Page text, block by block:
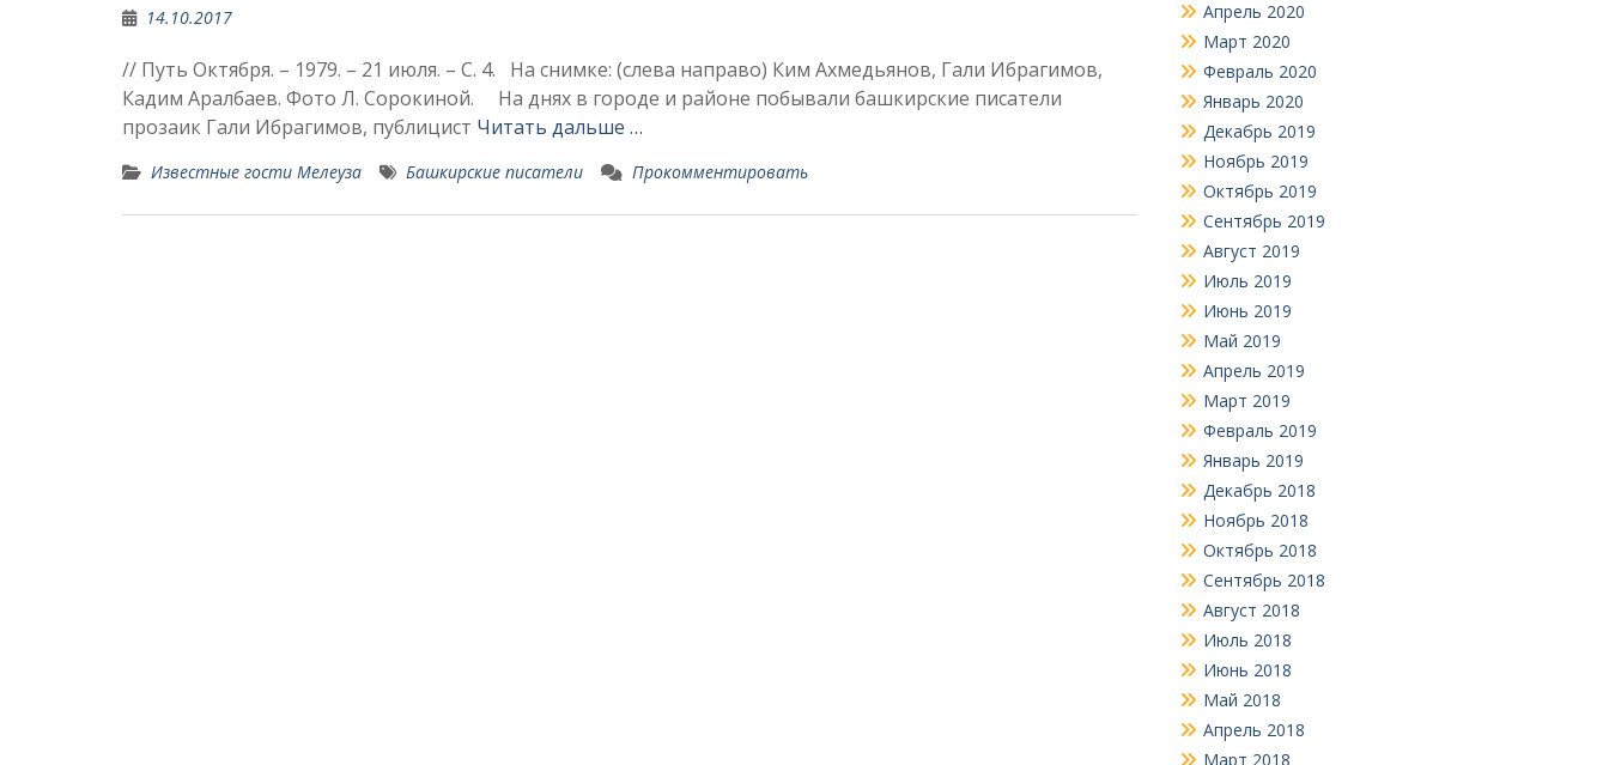
14.10.2017
// Путь Октября. – 1979. – 21 июля. – С. 4. На снимке: (слева напра­во) Ким Ахмедьянов, Гали Иб­рагимов,
Кадим Аралбаев. Фото Л. Сорокиной. На днях в городе и районе побывали башкирские писате­ли
прозаик Гали Ибрагимов, публицист Читать дальше …
Известные гости Мелеуза Башкирские писатели Прокомментировать
Апрель 2020
Март 2020
Февраль 2020
Январь 2020
Декабрь 2019
Ноябрь 2019
Октябрь 2019
Сентябрь 2019
Август 2019
Июль 2019
Июнь 2019
Май 2019
Апрель 2019
Март 2019
Февраль 2019
Январь 2019
Декабрь 2018
Ноябрь 2018
Октябрь 2018
Сентябрь 2018
Август 2018
Июль 2018
Июнь 2018
Май 2018
Апрель 2018
Март 2018